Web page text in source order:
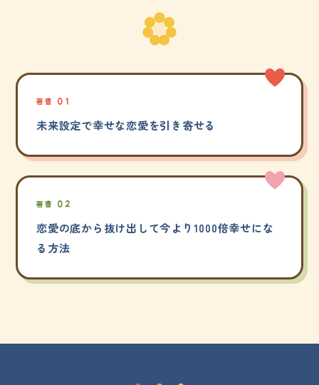
著書 01
未来設定で幸せな恋愛を引き寄せる
著書 02
恋愛の底から抜け出して今より1000倍幸せにな
る方法